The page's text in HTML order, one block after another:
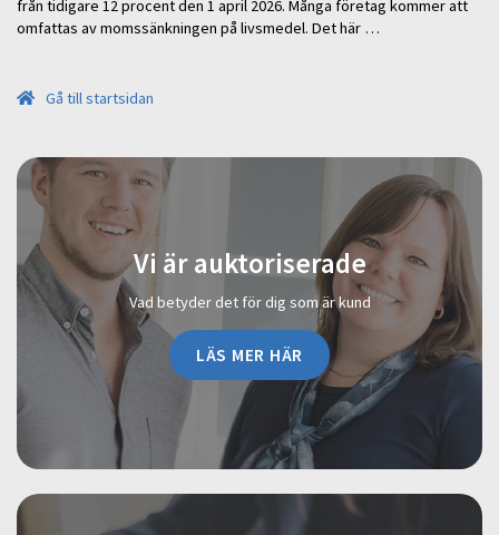
från tidigare 12 procent den 1 april 2026. Många företag kommer att
omfattas av momssänkningen på livsmedel. Det här …
Gå till startsidan
Vi är auktoriserade
Vad betyder det för dig som är kund
LÄS MER HÄR